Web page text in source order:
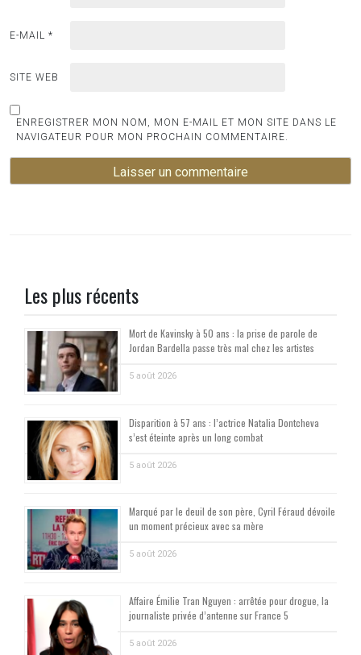
E-MAIL *
SITE WEB
ENREGISTRER MON NOM, MON E-MAIL ET MON SITE DANS LE
NAVIGATEUR POUR MON PROCHAIN COMMENTAIRE.
Les plus récents
Mort de Kavinsky à 50 ans : la prise de parole de
Jordan Bardella passe très mal chez les artistes
5 août 2026
Disparition à 57 ans : l’actrice Natalia Dontcheva
s’est éteinte après un long combat
5 août 2026
Marqué par le deuil de son père, Cyril Féraud dévoile
un moment précieux avec sa mère
5 août 2026
Affaire Émilie Tran Nguyen : arrêtée pour drogue, la
journaliste privée d’antenne sur France 5
5 août 2026